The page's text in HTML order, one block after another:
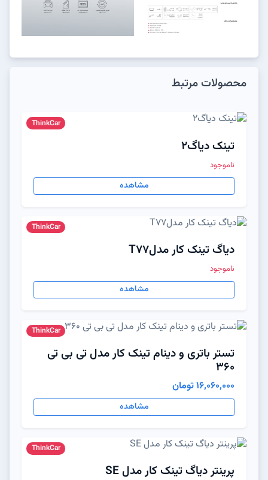
محصولات مرتبط
ThinkCar
تینک دیاگ2
ناموجود
مشاهده
ThinkCar
دیاگ تینک کار مدلT77
ناموجود
مشاهده
ThinkCar
تستر باتری و دینام تینک کار مدل تی بی تی
360
16,060,000 تومان
مشاهده
ThinkCar
پرینتر دیاگ تینک کار مدل SE